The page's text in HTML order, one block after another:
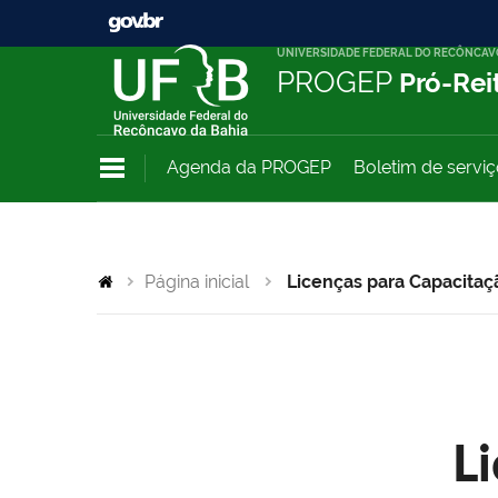
UNIVERSIDADE FEDERAL DO
PROGEP Pró-
Agenda da PROGEP Boletim de
Página inicial Licenças para